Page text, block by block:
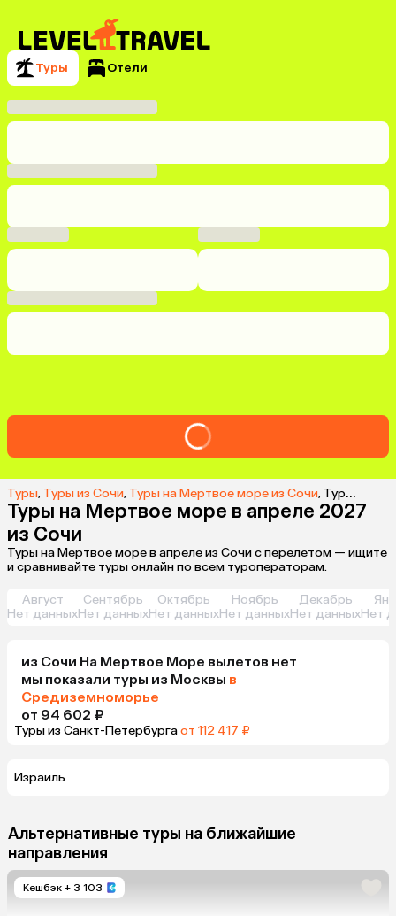
Туры Отели
Туры, Туры из Сочи, Туры на Мертвое море из Сочи, Туры на Мертвое море в апреле 2027 из Сочи
Туры на Мертвое море в апреле 2027
из Сочи
Туры на Мертвое море в апреле из Сочи с перелетом — ищите
и сравнивайте туры онлайн по всем туроператорам.
Август
Нет данных
Сентябрь
Нет данных
Октябрь
Нет данных
Ноябрь
Нет данных
Декабрь
Нет данныхНет
из Сочи На Мертвое Море вылетов нет
мы показали туры из Москвы в
Средиземноморье
от 94 602 ₽
Туры из Санкт-Петербургаот 112 417 ₽
Израиль
Альтернативные туры на ближайшие
направления
Кешбэк + 3 103